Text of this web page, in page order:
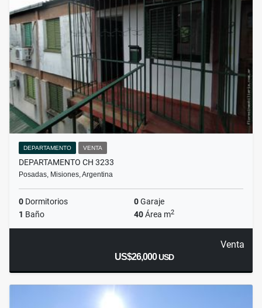
DEPARTAMENTO VENTA
DEPARTAMENTO CH 3233
Posadas, Misiones, Argentina
0 Dormitorios 0Garaje
1 Baño 40Área m2
Venta
US$26,000USD